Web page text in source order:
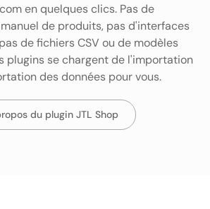
en quelques clics. Pas de
de produits, pas d'interfaces
de fichiers CSV ou de modèles
plugins se chargent de l'importation
des données pour vous.
du plugin JTL Shop